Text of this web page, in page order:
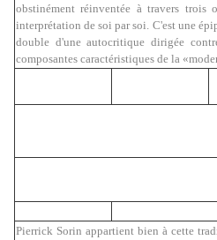
obstinément réinventée à travers
interprétation de soi par soi. C'est une
double d'une autocritique dirigée
composantes caractéristiques de la
Pierrick Sorin appartient bien à cette